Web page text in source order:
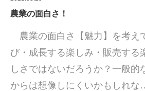
農業の面白さ！
農業の面白さ【魅力】を考え
び・成長する楽しみ・販売する
しさではないだろうか？一般的
からは想像しにくいかもしれな